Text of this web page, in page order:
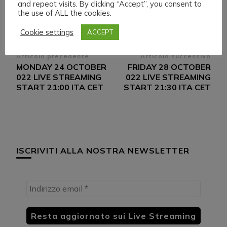
Navigazione
articoli
Articolo precedente
MONDAY 24 OCTOBER
022 LIVE STREAMING
START 21:00 ITA CET
Articolo successivo
FRIDAY 28 OCTOBER
022 LIVE STREAMING
START 21:30 ITA CET
ISCRIVITI ALLA NOSTRA NEWSLETTER
and repeat visits. By clicking “Accept”, you consent to
the use of ALL the cookies.
Cookie settings
ACCEPT